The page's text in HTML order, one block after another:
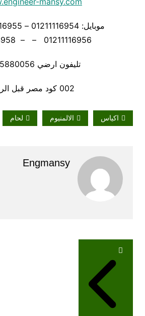
تليفون ارضي 0225880056
002 كود مصر قبل الرقم
اكياس الالمنيوم لحام
Engmansy
تصفّح
المقالات